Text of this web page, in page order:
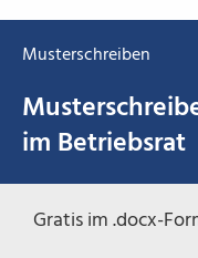
Musterschreiben
im Betriebsrat
Gratis im .docx-